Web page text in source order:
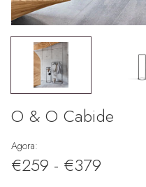
O & O Cabide
Agora:
€259 - €379